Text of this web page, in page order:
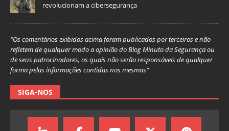
revolucionam a cibersegurança
“Os comentários exibidos acima foram publicados por terceiros e não
refletem de qualquer modo a opinião do Blog Minuto da Segurança ou
de seus patrocinadores, os quais não serão responsáveis de qualquer
forma pelas informações contidas nos mesmos”
SIGA-NOS